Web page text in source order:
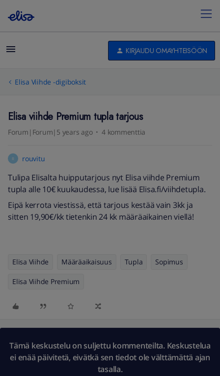
KIRJAUDU OMAYHTEISÖÖN
Elisa Viihde -digiboksit
Elisa viihde Premium tupla tarjous
Forum|Forum|5 years ago 4 kommenttia
R rouvitu
Tulipa Elisalta huipputarjous nyt Elisa viihde Premium
tupla alle 10€ kuukaudessa, lue lisää Elisa.fi/viihdetupla.
Eipä kerrota viestissä, että tarjous kestää vain 3kk ja
sitten 19,90€/kk tietenkin 24 kk määräaikainen viellä!
Elisa Viihde Määräaikaisuus Tupla Sopimus
Elisa Viihde Premium
Tämä keskustelu on suljettu kommenteilta. Keskustelua
ei enää päivitetä, eivätkä sen tiedot ole välttämättä ajan
tasalla.